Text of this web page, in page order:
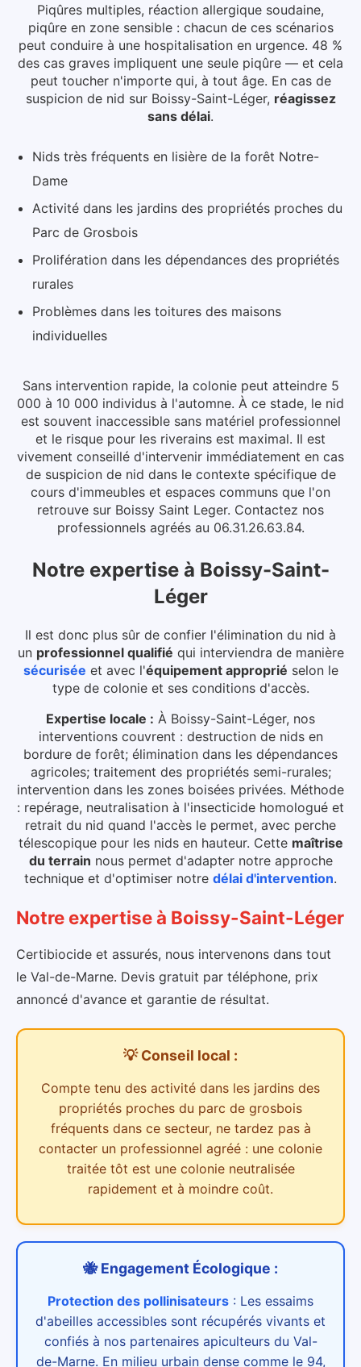
Piqûres multiples, réaction allergique soudaine,
piqûre en zone sensible : chacun de ces scénarios
peut conduire à une hospitalisation en urgence. 48 %
des cas graves impliquent une seule piqûre — et cela
peut toucher n'importe qui, à tout âge. En cas de
suspicion de nid sur Boissy-Saint-Léger, réagissez
sans délai.
Nids très fréquents en lisière de la forêt Notre-
Dame
Activité dans les jardins des propriétés proches du
Parc de Grosbois
Prolifération dans les dépendances des propriétés
rurales
Problèmes dans les toitures des maisons
individuelles
Sans intervention rapide, la colonie peut atteindre 5
000 à 10 000 individus à l'automne. À ce stade, le nid
est souvent inaccessible sans matériel professionnel
et le risque pour les riverains est maximal. Il est
vivement conseillé d'intervenir immédiatement en cas
de suspicion de nid dans le contexte spécifique de
cours d'immeubles et espaces communs que l'on
retrouve sur Boissy Saint Leger. Contactez nos
professionnels agréés au 06.31.26.63.84.
Notre expertise à Boissy-Saint-
Léger
Il est donc plus sûr de confier l'élimination du nid à
un professionnel qualifié qui interviendra de manière
sécurisée et avec l'équipement approprié selon le
type de colonie et ses conditions d'accès.
Expertise locale : À Boissy-Saint-Léger, nos
interventions couvrent : destruction de nids en
bordure de forêt; élimination dans les dépendances
agricoles; traitement des propriétés semi-rurales;
intervention dans les zones boisées privées. Méthode
: repérage, neutralisation à l'insecticide homologué et
retrait du nid quand l'accès le permet, avec perche
télescopique pour les nids en hauteur. Cette maîtrise
du terrain nous permet d'adapter notre approche
technique et d'optimiser notre délai d'intervention.
Notre expertiseà Boissy-Saint-Léger
Certibiocide et assurés, nous intervenons dans tout
le Val-de-Marne. Devis gratuit par téléphone, prix
annoncé d'avance et garantie de résultat.
💡 Conseil local :
Compte tenu des activité dans les jardins des
propriétés proches du parc de grosbois
fréquents dans ce secteur, ne tardez pas à
contacter un professionnel agréé : une colonie
traitée tôt est une colonie neutralisée
rapidement et à moindre coût.
🐝 Engagement Écologique :
Protection des pollinisateurs : Les essaims
d'abeilles accessibles sont récupérés vivants et
confiés à nos partenaires apiculteurs du Val-
de-Marne. En milieu urbain dense comme le 94,